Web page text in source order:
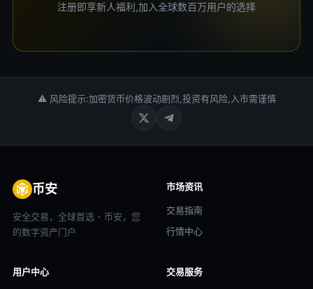
注册即享新人福利,加入全球数百万用户的选择
⚠ 风险提示:加密货币价格波动剧烈,投资有风险,入市需谨慎
币安
安全交易，全球首选 - 币安，您
的数字资产门户
市场资讯
交易指南
行情中心
用户中心 交易服务